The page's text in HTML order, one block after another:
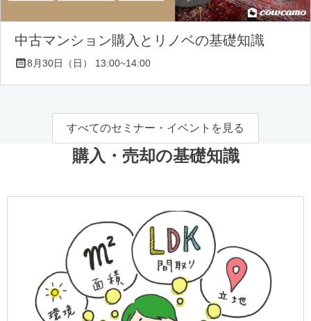
中古マンション購入とリノベの基礎知識
8月30日（日） 13:00~14:00
すべてのセミナー・イベントを見る
購入・売却の基礎知識